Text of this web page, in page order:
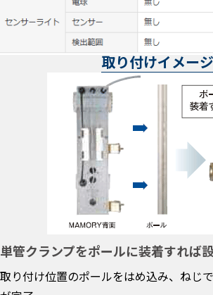
取り付けイメージ
単管クランプをポールに装着すれば
取り付け位置のポールをはめ込み、ねじ